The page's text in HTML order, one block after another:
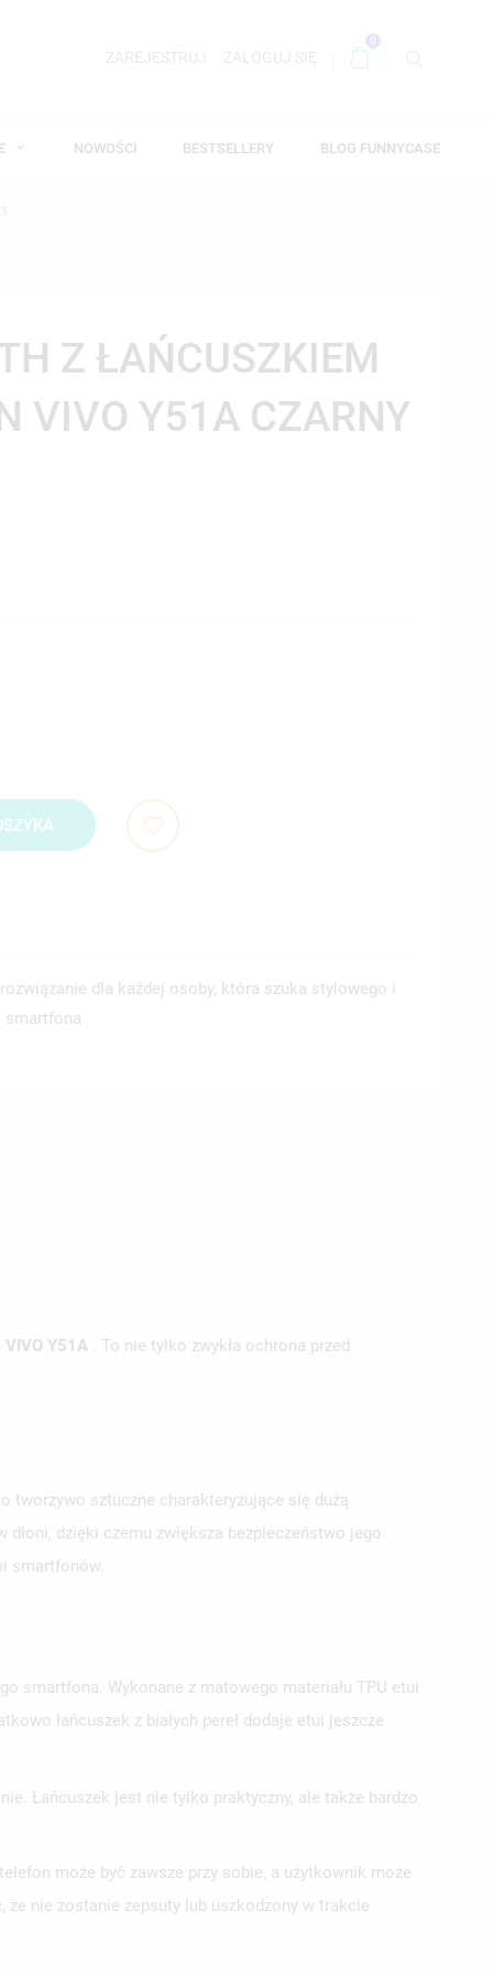
0
NOWOŚCI BESTSELLERY BLOG FUNNYCASE
Z ŁAŃCUSZKIEM
VIVO Y51A CZARNY
dla każdej osoby, która szuka stylowego i
smartfona
Y51A . To nie tylko zwykła ochrona przed
tworzywo sztuczne charakteryzujące się dużą
dzięki czemu zwiększa bezpieczeństwo jego
smartfonów.
smartfona. Wykonane z matowego materiału TPU etui
łańcuszek z białych pereł dodaje etui jeszcze
Łańcuszek jest nie tylko praktyczny, ale także bardzo
może być zawsze przy sobie, a użytkownik może
że nie zostanie zepsuty lub uszkodzony w trakcie